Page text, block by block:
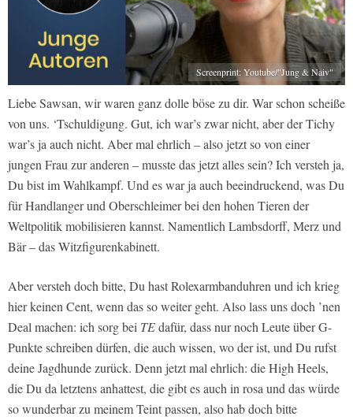
Screenprint: Youtube/"Jung & Naiv"
Liebe Sawsan, wir waren ganz dolle böse zu dir. War schon scheiße
von uns. ‘Tschuldigung. Gut, ich war’s zwar nicht, aber der Tichy
war’s ja auch nicht. Aber mal ehrlich – also jetzt so von einer
jungen Frau zur anderen – musste das jetzt alles sein? Ich versteh ja,
Du bist im Wahlkampf. Und es war ja auch beeindruckend, was Du
für Handlanger und Oberschleimer bei den hohen Tieren der
Weltpolitik mobilisieren kannst. Namentlich Lambsdorff, Merz und
Bär – das Witzfigurenkabinett.
Aber versteh doch bitte, Du hast Rolexarmbanduhren und ich krieg
hier keinen Cent, wenn das so weiter geht. Also lass uns doch ’nen
Deal machen: ich sorg bei TEdafür, dass nur noch Leute über G-
Punkte schreiben dürfen, die auch wissen, wo der ist, und Du rufst
deine Jagdhunde zurück. Denn jetzt mal ehrlich: die High Heels,
die Du da letztens anhattest, die gibt es auch in rosa und das würde
so wunderbar zu meinem Teint passen, also hab doch bitte